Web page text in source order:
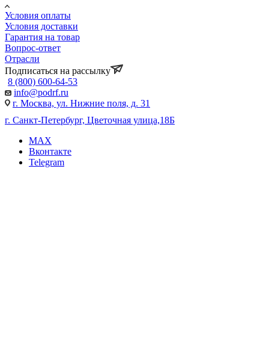
Условия оплаты
Условия доставки
Гарантия на товар
Вопрос-ответ
Отрасли
Подписаться на рассылку
8 (800) 600-64-53
info@podrf.ru
г. Москва, ул. Нижние поля, д. 31
г. Санкт-Петербург, Цветочная улица,18Б
MAX
Вконтакте
Telegram